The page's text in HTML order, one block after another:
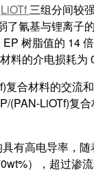
LiOTf三组分间较
了氰基与锂离子
树脂值的 14
料的介电损耗为
复合材料的交
(PAN-LiOTf)复
有高电导率，
），超过渗